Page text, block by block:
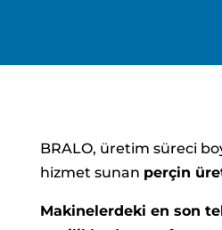
BRALO, üretim süreci
hizmet sunan perçin
Makinelerdeki en son